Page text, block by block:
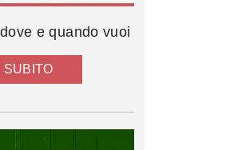
e quando vuoi
SUBITO